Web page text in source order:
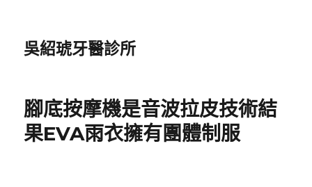
吳紹琥牙醫診所
腳底按摩機是音波拉皮技術結
果EVA雨衣擁有團體制服